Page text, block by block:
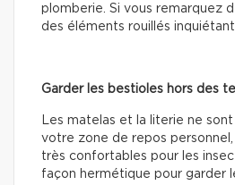
plomberie. Si vous remarquez
des éléments rouillés
Garder les bestioles hors des
Les matelas et la literie ne
votre zone de repos personnel,
très confortables pour les
façon hermétique pour garder